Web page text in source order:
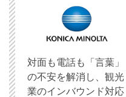
対面も電話も「言葉」
の不安を解消し、観光
業のインバウンド対応